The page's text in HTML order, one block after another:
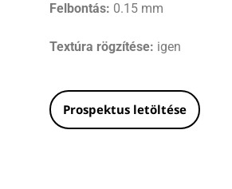
Felbontás: 0.15 mm
Textúra rögzítése: igen
Prospektus letöltése